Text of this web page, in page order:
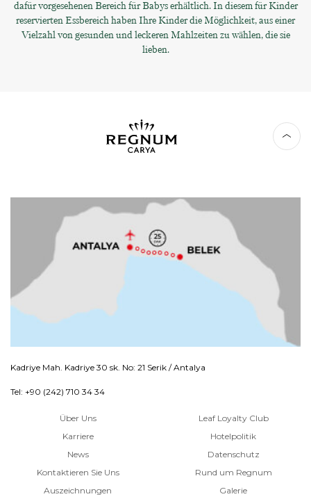
dafür vorgesehenen Bereich für Babys erhältlich. In diesem für Kinder
reservierten Essbereich haben Ihre Kinder die Möglichkeit, aus einer
Vielzahl von gesunden und leckeren Mahlzeiten zu wählen, die sie
lieben.
Kadriye Mah. Kadriye 30 sk. No: 21 Serik / Antalya
Tel: +90 (242) 710 34 34
Über Uns
Karriere
News
Kontaktieren Sie Uns
Auszeichnungen
Leaf Loyalty Club
Hotelpolitik
Datenschutz
Rund um Regnum
Galerie